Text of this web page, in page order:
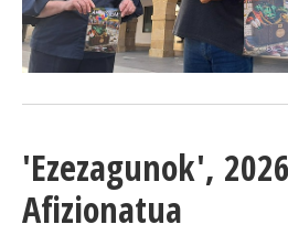
'Ezezagunok',
Afizionatua